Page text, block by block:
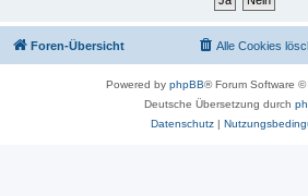
Foren-Übersicht Alle Cookies
Powered by phpBB® Forum Software ©
Deutsche Übersetzung durch
Datenschutz|